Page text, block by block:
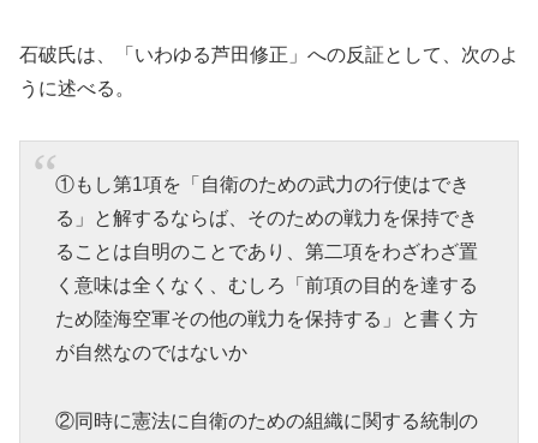
石破氏は、「いわゆる芦田修正」への反証として、次のよ
うに述べる。
①もし第1項を「自衛のための武力の行使はでき
る」と解するならば、そのための戦力を保持でき
ることは自明のことであり、第二項をわざわざ置
く意味は全くなく、むしろ「前項の目的を達する
ため陸海空軍その他の戦力を保持する」と書く方
が自然なのではないか
②同時に憲法に自衛のための組織に関する統制の